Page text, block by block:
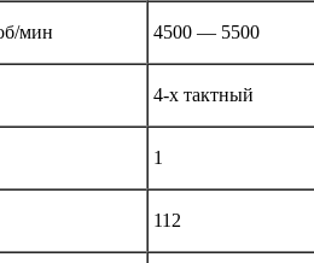
мин 4500 — 5500
4-х тактный
1
112